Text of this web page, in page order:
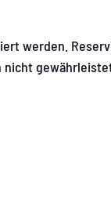
werden.
nicht